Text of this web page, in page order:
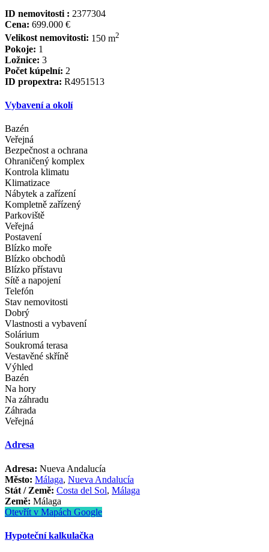
ID nemovitosti : 2377304
Cena: 699.000 €
Velikost nemovitosti: 150 m2
Pokoje: 1
Ložnice: 3
Počet kúpelní: 2
ID propextra: R4951513
Vybavení a okolí
Bazén
Veřejná
Bezpečnost a ochrana
Ohraničený komplex
Kontrola klimatu
Klimatizace
Nábytek a zařízení
Kompletně zařízený
Parkoviště
Veřejná
Postavení
Blízko moře
Blízko obchodů
Blízko přístavu
Sítě a napojení
Telefón
Stav nemovitosti
Dobrý
Vlastnosti a vybavení
Solárium
Soukromá terasa
Vestavěné skříně
Výhled
Bazén
Na hory
Na záhradu
Záhrada
Veřejná
Adresa
Adresa: Nueva Andalucía
Město: Málaga,Nueva Andalucía
Stát / Země: Costa del Sol,Málaga
Země: Málaga
Otevřít v Mapách Google
Hypoteční kalkulačka